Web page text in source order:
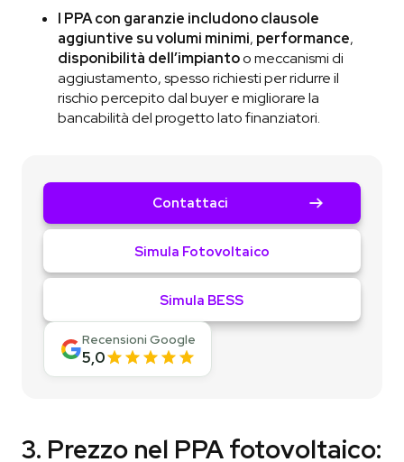
I PPA con garanzie includono clausole
aggiuntive su volumi minimi, performance,
disponibilità dell’impiantoo meccanismi di
aggiustamento, spesso richiesti per ridurre il
rischio percepito dal buyer e migliorare la
bancabilità del progetto lato finanziatori.
Contattaci
Simula Fotovoltaico
Simula BESS
Recensioni Google
5,0
3. Prezzo nel PPA fotovoltaico: